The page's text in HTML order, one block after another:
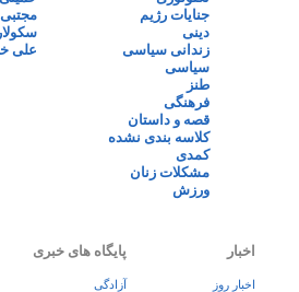
جنایات رژیم
دینی
زندانی سیاسی
سیاسی
طنز
فرهنگی
قصه و داستان
کلاسه بندی نشده
کمدی
مشکلات زنان
ورزش
علی
اخبار
اخبار روز
پایگاه های خبری
آزادگی